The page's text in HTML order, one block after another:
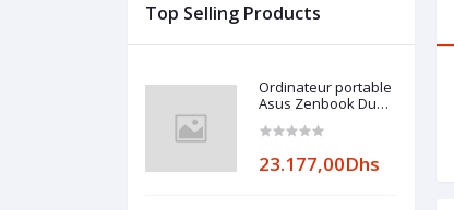
Top Selling Products
Ordinateur portable
Asus Zenbook Duo
23.177,00Dhs